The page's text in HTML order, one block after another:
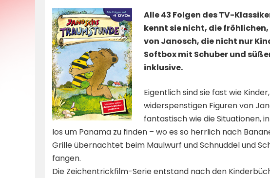
Alle 43 Folgen des TV-
kennt sie nicht, die
von Janosch, die nicht nur
Softbox mit Schuber und
inklusive.
Eigentlich sind sie fast wie
widerspenstigen Figuren von
fantastisch wie die Situationen,
los um Panama zu finden – wo es so herrlich nach
Grille übernachtet beim Maulwurf und Schnuddel und
fangen.
Die Zeichentrickfilm-Serie entstand nach den